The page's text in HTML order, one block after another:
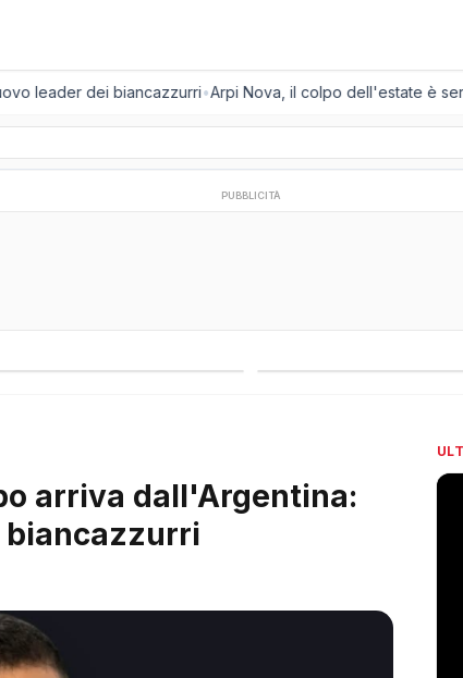
leader dei biancazzurri•Arpi Nova, il colpo dell'estate è
PUBBLICITÀ
servito: arriva Riccardo